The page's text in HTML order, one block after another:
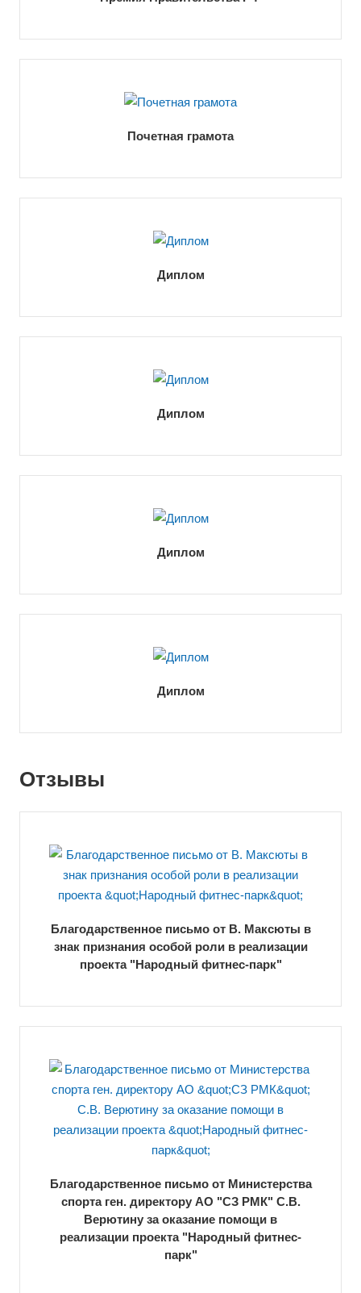
Почетная грамота
Диплом
Диплом
Диплом
Диплом
Отзывы
Благодарственное письмо от В. Максюты в
знак признания особой роли в реализации
проекта "Народный фитнес-парк"
Благодарственное письмо от Министерства
спорта ген. директору АО "СЗ РМК" С.В.
Верютину за оказание помощи в
реализации проекта "Народный фитнес-
парк"